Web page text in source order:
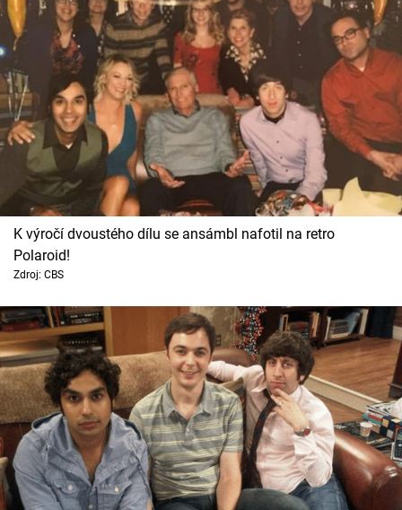
K výročí dvoustého dílu se ansámbl nafotil na retro
Polaroid!
Zdroj: CBS